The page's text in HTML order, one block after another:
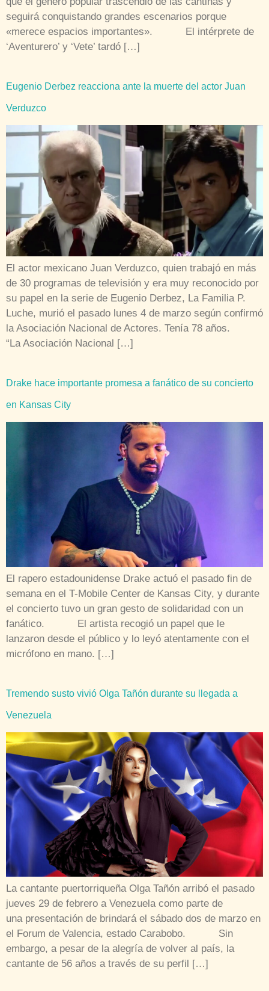
seguirá conquistando grandes escenarios porque
«merece espacios importantes». El intérprete de
‘Aventurero’ y ‘Vete’ tardó […]
Eugenio Derbez reacciona ante la muerte del actor Juan
Verduzco
El actor mexicano Juan Verduzco, quien trabajó en más
de 30 programas de televisión y era muy reconocido por
su papel en la serie de Eugenio Derbez, La Familia P.
Luche, murió el pasado lunes 4 de marzo según confirmó
la Asociación Nacional de Actores. Tenía 78 años.
“La Asociación Nacional […]
Drake hace importante promesa a fanático de su concierto
en Kansas City
El rapero estadounidense Drake actuó el pasado fin de
semana en el T-Mobile Center de Kansas City, y durante
el concierto tuvo un gran gesto de solidaridad con un
fanático. El artista recogió un papel que le
lanzaron desde el público y lo leyó atentamente con el
micrófono en mano. […]
Tremendo susto vivió Olga Tañón durante su llegada a
Venezuela
La cantante puertorriqueña Olga Tañón arribó el pasado
jueves 29 de febrero a Venezuela como parte de
una presentación de brindará el sábado dos de marzo en
el Forum de Valencia, estado Carabobo. Sin
embargo, a pesar de la alegría de volver al país, la
cantante de 56 años a través de su perfil […]